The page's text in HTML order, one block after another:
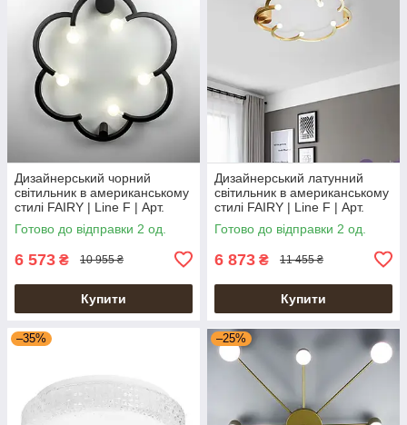
Дизайнерський чорний
світильник в американському
стилі FAIRY | Line F | Арт.
SC9/5 BK
Готово до відправки 2 од.
6 573 ₴ 10 955 ₴
Купити
Дизайнерський латунний
світильник в американському
стилі FAIRY | Line F | Арт.
SC9/5 AB
Готово до відправки 2 од.
6 873 ₴ 11 455 ₴
Купити
–35% –25%